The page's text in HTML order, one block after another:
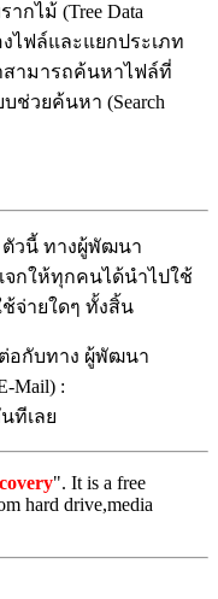
กไม้ (Tree Data
ไฟล์และแยกประเภท
สามารถค้นหาไฟล์ที่
ช่วยค้นหา (Search
ตัวนี้ ทางผู้พัฒนา
แจกให้ทุกคนได้นำไปใช้
จ่ายใดๆ ทั้งสิ้น
อกับทาง ผู้พัฒนา
Mail) :
ทีเลย
". It is a free
hard drive,media